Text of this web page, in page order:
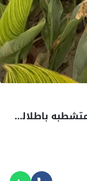
شقة في كومبوند Fustat View (163m) متشطبه باطلاله مميزه